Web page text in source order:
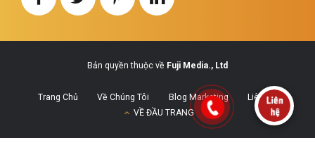
Bản quyền thuộc về Fuji Media., Ltd
Trang Chủ Về Chúng Tôi Blog Marketing
Liên Hệ
VỀ ĐẦU TRANG